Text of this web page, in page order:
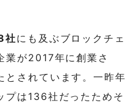
社にも及ぶブロックチェ
業が2017年に創業さ
されています。一昨年
プは136社だったためそ